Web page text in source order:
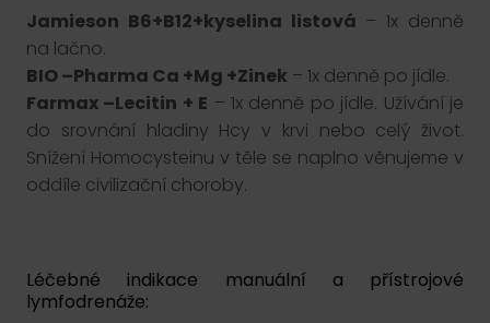
Jamieson B6+B12+kyselina listová – 1x denně
na lačno.
BIO –Pharma Ca +Mg +Zinek – 1x denně po jídle.
Farmax –Lecitin + E – 1x denně po jídle. Užívání je
do srovnání hladiny Hcy v krvi nebo celý život.
Snížení Homocysteinu v těle se naplno věnujeme v
oddíle civilizační choroby.
Léčebné indikace manuální a přístrojové
lymfodrenáže: